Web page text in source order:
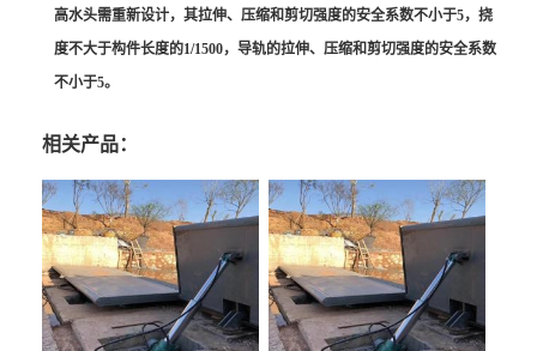
高水头需重新设计，其拉伸、压缩和剪切强度的安全系数不小于5，挠
度不大于构件长度的1/1500，导轨的拉伸、压缩和剪切强度的安全系数
不小于5。
相关产品：